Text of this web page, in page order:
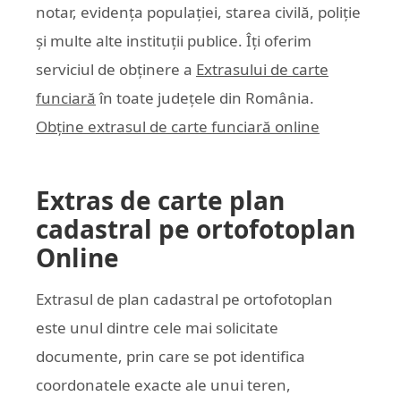
notar, evidența populației, starea civilă, poliție
și multe alte instituții publice. Îți oferim
serviciul de obținere a Extrasului de carte
funciară în toate județele din România.
Obține extrasul de carte funciară online
Extras de carte plan
cadastral pe ortofotoplan
Online
Extrasul de plan cadastral pe ortofotoplan
este unul dintre cele mai solicitate
documente, prin care se pot identifica
coordonatele exacte ale unui teren,